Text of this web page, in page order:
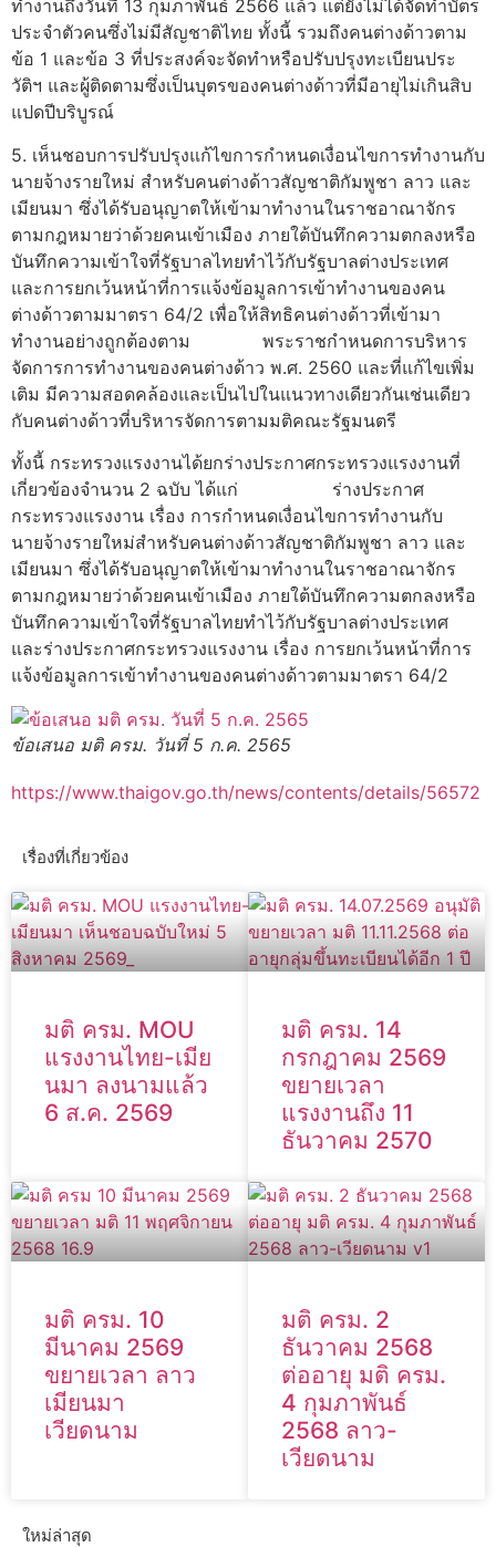
ทำงานถึงวันที่ 13 กุมภาพันธ์ 2566 แล้ว แต่ยังไม่ได้จัดทำบัตร
ประจำตัวคนซึ่งไม่มีสัญชาติไทย ทั้งนี้ รวมถึงคนต่างด้าวตาม
ข้อ 1 และข้อ 3 ที่ประสงค์จะจัดทำหรือปรับปรุงทะเบียนประ
วัติฯ และผู้ติดตามซึ่งเป็นบุตรของคนต่างด้าวที่มีอายุไม่เกินสิบ
แปดปีบริบูรณ์
5. เห็นชอบการปรับปรุงแก้ไขการกำหนดเงื่อนไขการทำงานกับ
นายจ้างรายใหม่ สำหรับคนต่างด้าวสัญชาติกัมพูชา ลาว และ
เมียนมา ซึ่งได้รับอนุญาตให้เข้ามาทำงานในราชอาณาจักร
ตามกฎหมายว่าด้วยคนเข้าเมือง ภายใต้บันทึกความตกลงหรือ
บันทึกความเข้าใจที่รัฐบาลไทยทำไว้กับรัฐบาลต่างประเทศ
และการยกเว้นหน้าที่การแจ้งข้อมูลการเข้าทำงานของคน
ต่างด้าวตามมาตรา 64/2 เพื่อให้สิทธิคนต่างด้าวที่เข้ามา
ทำงานอย่างถูกต้องตาม พระราชกำหนดการบริหาร
จัดการการทำงานของคนต่างด้าว พ.ศ. 2560 และที่แก้ไขเพิ่ม
เติม มีความสอดคล้องและเป็นไปในแนวทางเดียวกันเช่นเดียว
กับคนต่างด้าวที่บริหารจัดการตามมติคณะรัฐมนตรี
ทั้งนี้ กระทรวงแรงงานได้ยกร่างประกาศกระทรวงแรงงานที่
เกี่ยวข้องจำนวน 2 ฉบับ ได้แก่ ร่างประกาศ
กระทรวงแรงงาน เรื่อง การกำหนดเงื่อนไขการทำงานกับ
นายจ้างรายใหม่สำหรับคนต่างด้าวสัญชาติกัมพูชา ลาว และ
เมียนมา ซึ่งได้รับอนุญาตให้เข้ามาทำงานในราชอาณาจักร
ตามกฎหมายว่าด้วยคนเข้าเมือง ภายใต้บันทึกความตกลงหรือ
บันทึกความเข้าใจที่รัฐบาลไทยทำไว้กับรัฐบาลต่างประเทศ
และร่างประกาศกระทรวงแรงงาน เรื่อง การยกเว้นหน้าที่การ
แจ้งข้อมูลการเข้าทำงานของคนต่างด้าวตามมาตรา 64/2
ข้อเสนอ มติ ครม. วันที่ 5 ก.ค. 2565
https://www.thaigov.go.th/news/contents/details/56572
เรื่องที่เกี่ยวข้อง
มติ ครม. MOU
แรงงานไทย-เมีย
นมา ลงนามแล้ว
6 ส.ค. 2569
มติ ครม. 14
กรกฎาคม 2569
ขยายเวลา
แรงงานถึง 11
ธันวาคม 2570
มติ ครม. 10
มีนาคม 2569
ขยายเวลา ลาว
เมียนมา
เวียดนาม
มติ ครม. 2
ธันวาคม 2568
ต่ออายุ มติ ครม.
4 กุมภาพันธ์
2568 ลาว-
เวียดนาม
ใหม่ล่าสุด